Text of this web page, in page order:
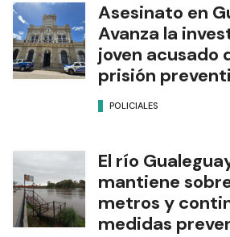
Asesinato en
Avanza la
joven acusado
prisión
POLICIALES
El río
mantiene
metros y
medidas